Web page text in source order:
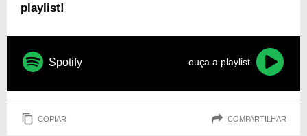
playlist!
Spotify ouça a playlist
COPIAR COMPARTILHAR